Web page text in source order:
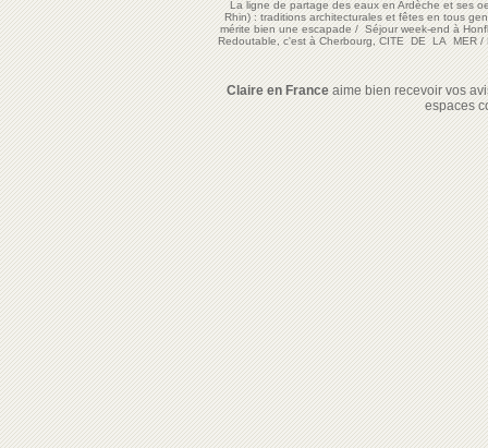
La ligne de partage des eaux en Ardèche et ses
Rhin) : traditions architecturales et fêtes en tous
mérite bien une escapade/Séjour week-end à
Redoutable, c'est à Cherbourg, CITE DE LA MER/
Claire en Franceaime bien recevoir vos
espaces